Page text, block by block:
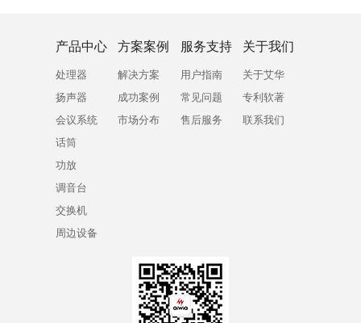
产品中心
处理器
扬声器
会议系统
话筒
功放
调音台
交换机
周边设备
方案案例
解决方案
成功案例
市场分布
服务支持
用户指南
常见问题
售后服务
关于我们
关于艾华
专利软著
联系我们